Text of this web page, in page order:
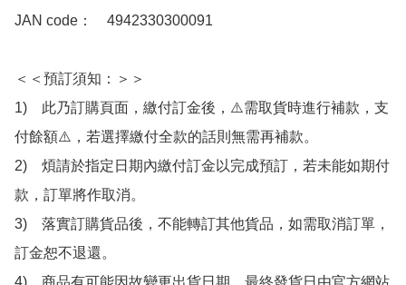
JAN code：　4942330300091
＜＜預訂須知：＞＞
1)　此乃訂購頁面，繳付訂金後，⚠️需取貨時進行補款，支
付餘額⚠️，若選擇繳付全款的話則無需再補款。
2)　煩請於指定日期內繳付訂金以完成預訂，若未能如期付
款，訂單將作取消。
3)　落實訂購貨品後，不能轉訂其他貨品，如需取消訂單，
訂金恕不退還。
4)　商品有可能因故變更出貨日期，最終發貨日由官方網站